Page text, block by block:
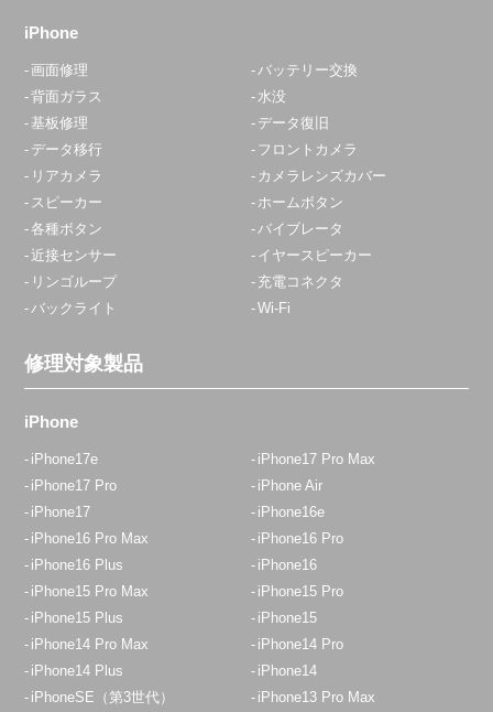
iPhone
画面修理
バッテリー交換
背面ガラス
水没
基板修理
データ復旧
データ移行
フロントカメラ
リアカメラ
カメラレンズカバー
スピーカー
ホームボタン
各種ボタン
バイブレータ
近接センサー
イヤースピーカー
リンゴループ
充電コネクタ
バックライト
Wi-Fi
修理対象製品
iPhone
iPhone17e
iPhone17 Pro Max
iPhone17 Pro
iPhone Air
iPhone17
iPhone16e
iPhone16 Pro Max
iPhone16 Pro
iPhone16 Plus
iPhone16
iPhone15 Pro Max
iPhone15 Pro
iPhone15 Plus
iPhone15
iPhone14 Pro Max
iPhone14 Pro
iPhone14 Plus
iPhone14
iPhoneSE（第3世代）
iPhone13 Pro Max